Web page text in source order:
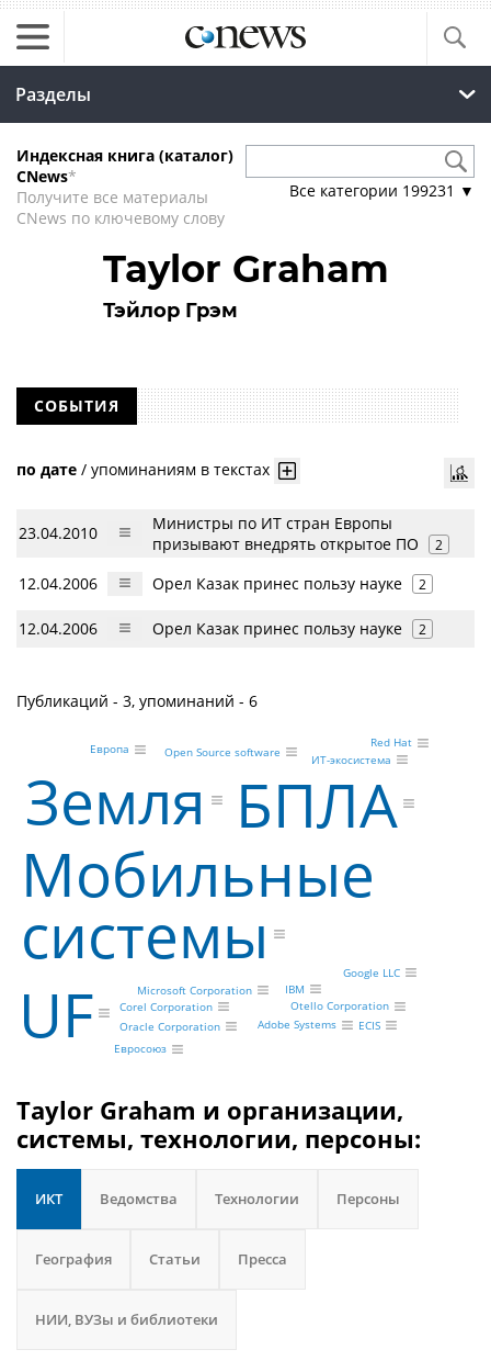
Разделы
Индексная книга (каталог)
CNews*
Получите все материалы
CNews по ключевому слову
Все категории 199231 ▼
Taylor Graham
Тэйлор Грэм
СОБЫТИЯ
по дате / упоминаниям в текстах
23.04.2010
Министры по ИТ стран Европы
призывают внедрять открытое ПО
2
12.04.2006 Орел Казак принес пользу науке 2
12.04.2006 Орел Казак принес пользу науке 2
Публикаций - 3, упоминаний - 6
Мобильные
системы
БПЛА
Земля
UF Microsoft Corporation
IBM
Otello Corporation
Oracle Corporation
Google LLC
Corel Corporation
Adobe Systems
Red Hat
ECIS
ИТ-экосистема
Open Source software
Европа
Евросоюз
Taylor Graham и организации,
системы, технологии, персоны:
ИКТ Ведомства Технологии Персоны
География Статьи Пресса
НИИ, ВУЗы и библиотеки